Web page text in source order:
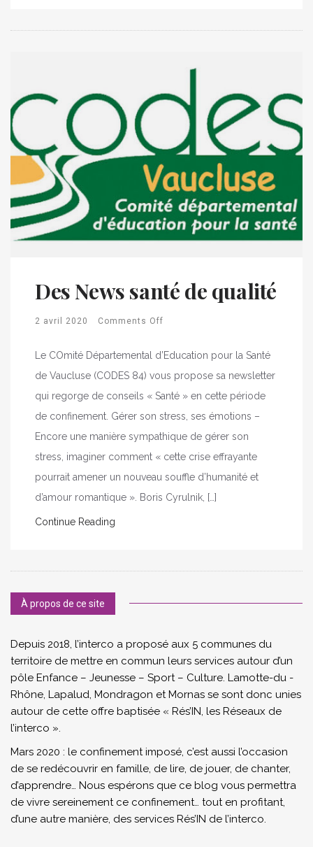
Des News santé de qualité
2 avril 2020 Comments Off
Le COmité Départemental d’Education pour la Santé
de Vaucluse (CODES 84) vous propose sa newsletter
qui regorge de conseils « Santé » en cette période
de confinement. Gérer son stress, ses émotions –
Encore une manière sympathique de gérer son
stress, imaginer comment « cette crise effrayante
pourrait amener un nouveau souffle d’humanité et
d’amour romantique ». Boris Cyrulnik, […]
Continue Reading
À propos de ce site
Depuis 2018, l’interco a proposé aux 5 communes du
territoire de mettre en commun leurs services autour d’un
pôle Enfance – Jeunesse – Sport – Culture. Lamotte-du -
Rhône, Lapalud, Mondragon et Mornas se sont donc unies
autour de cette offre baptisée « Rés’IN, les Réseaux de
l’interco ».
Mars 2020 : le confinement imposé, c’est aussi l’occasion
de se redécouvrir en famille, de lire, de jouer, de chanter,
d’apprendre… Nous espérons que ce blog vous permettra
de vivre sereinement ce confinement… tout en profitant,
d’une autre manière, des services Rés’IN de l’interco.